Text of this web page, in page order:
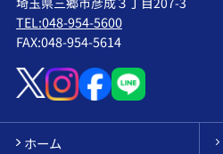
TEL:048-954-5600
FAX:048-954-5614
ホーム